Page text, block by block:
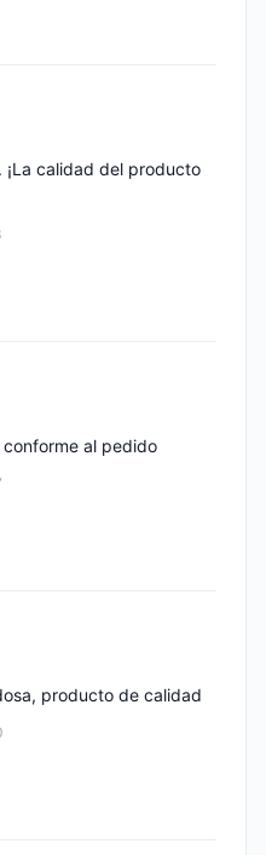
calidad del producto
al pedido
producto de calidad